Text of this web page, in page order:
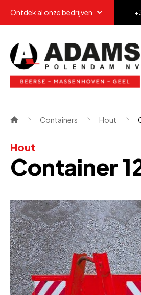
Ontdek al onze bedrijven
Containers Hout
Hout
Container